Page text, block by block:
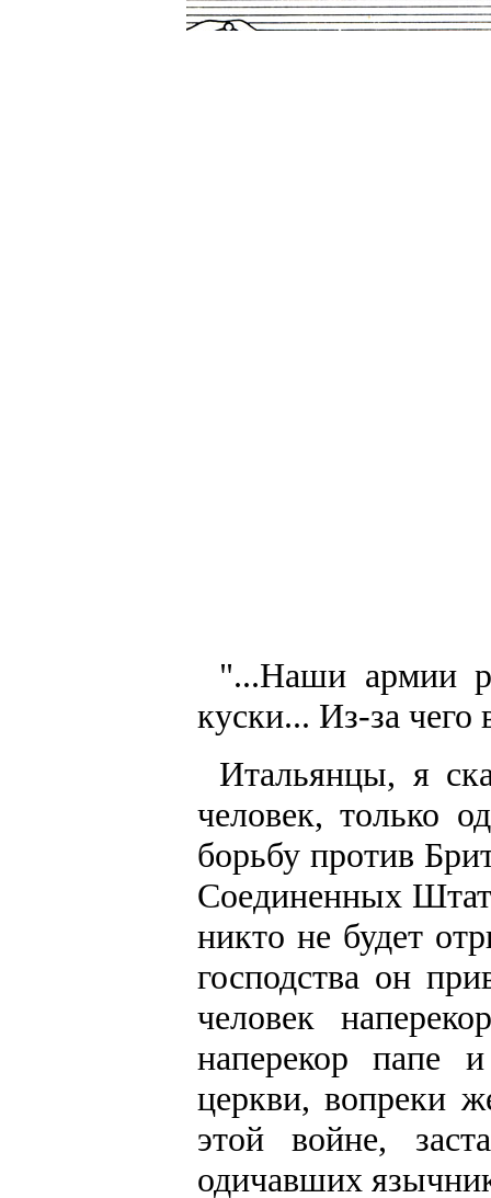
"...Наши армии
куски... Из-за чего
Итальянцы, я
человек, только
борьбу против
Соединенных
никто не будет
господства он
человек
наперекор папе
церкви, вопреки
этой войне,
одичавших